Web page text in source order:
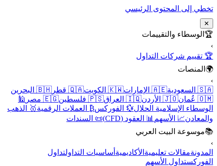
تخطي إلى المحتوى الرئيسي
✕
🏆 الوسطاء والتقييمات
›
🏆 تقييم شركات التداول
🌍 المنصات
›
🇸🇦 السعودية
🇦🇪 الإمارات 🇰🇼 الكويت 🇶🇦 قطر
🇧🇭 البحرين
🇴🇲 عُمان
🇯🇴 الأردن 🇮🇶 العراق 🇵🇸 فلسطين 🇪🇬 مصر
🕌
الوسطاء الإسلامية الحلال💱 الفوركس₿ العملات الرقمية🥇 الذهب
والمعادن📈 الأسهم 📊 العقود (CFD)
📜 السندات
📚موسوعة البيت العربي
›
المدونةمقالات تعليمية الأكاديمية أساسيات التداولتداول
الفوركستداول الأسهم